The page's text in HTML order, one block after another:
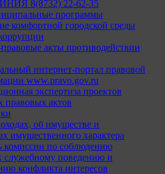
8(8732) 22-62-35
программы
комфортной городской среды
акты противодействии
интернет-портал правовой
www.pravo.gov.ru
экспертиза проектов
правовых актов
об имуществе и
имущественного характера
комиссии по соблюдению
служебному поведению и
конфликта интересов